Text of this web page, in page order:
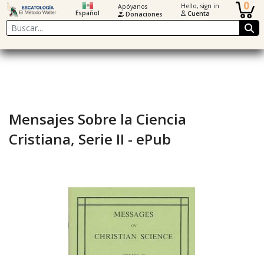
Español
Apóyanos
Donaciones
Hello, sign in
Cuenta
0
Buscar
Mensajes Sobre la Ciencia
Cristiana, Serie II - ePub